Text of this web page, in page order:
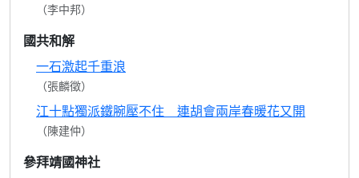
（李中邦）
國共和解
一石激起千重浪
（張麟徵）
江十點獨派鐵腕壓不住 連胡會兩岸春暖花又開
（陳建仲）
參拜靖國神社